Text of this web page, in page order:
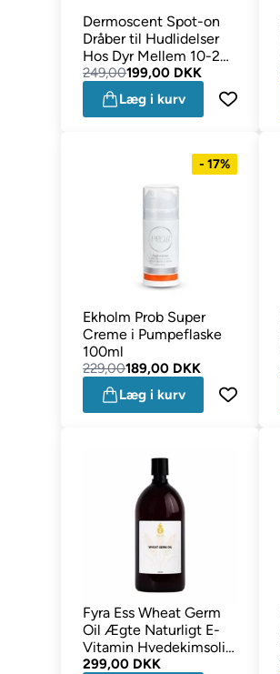
Dermoscent Spot-on
Dråber til Hudlidelser
Hos Dyr Mellem 10-20
Kg Essential 6
249,00199,00 DKK
Læg i kurv
- 17%
Ekholm Prob Super
Creme i Pumpeflaske
100ml
229,00189,00 DKK
Læg i kurv
Fyra Ess Wheat Germ
Oil Ægte Naturligt E-
Vitamin Hvedekimsolie
1000 ml
299,00 DKK